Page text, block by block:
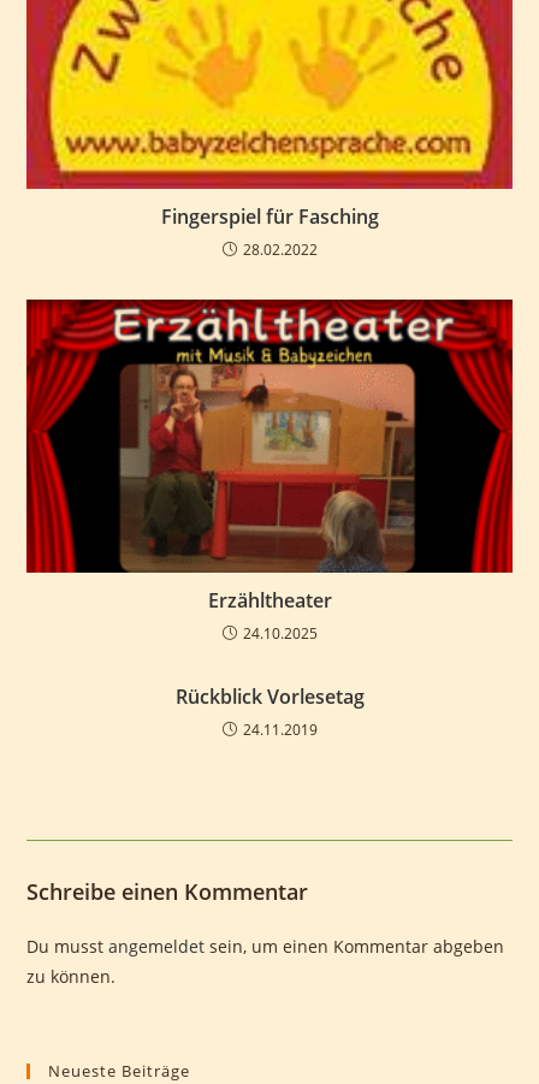
Fingerspiel für Fasching
28.02.2022
Erzähltheater
24.10.2025
Rückblick Vorlesetag
24.11.2019
Schreibe einen Kommentar
Du musstangemeldet sein, um einen Kommentar abgeben
zu können.
Neueste Beiträge